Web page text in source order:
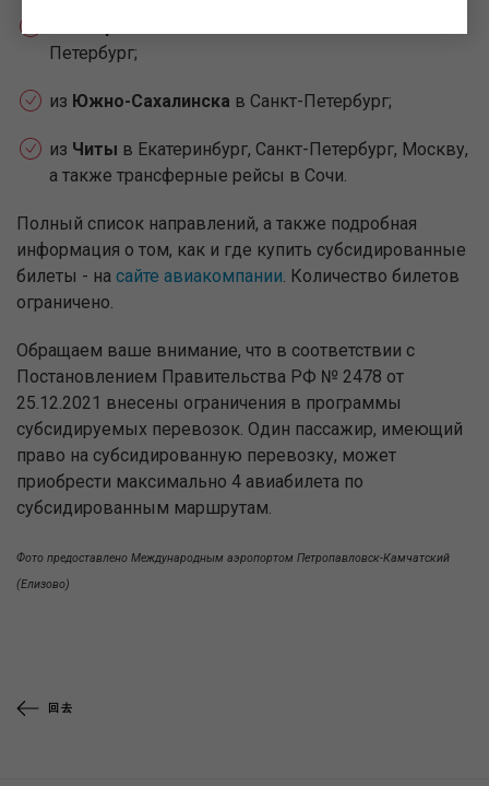
Петербург;
из Южно-Сахалинска в Санкт-Петербург;
из Читы в Екатеринбург, Санкт-Петербург, Москву,
а также трансферные рейсы в Сочи.
Полный список направлений, а также подробная
информация о том, как и где купить субсидированные
билеты - на сайте авиакомпании. Количество билетов
ограничено.
Обращаем ваше внимание, что в соответствии с
Постановлением Правительства РФ № 2478 от
25.12.2021 внесены ограничения в программы
субсидируемых перевозок. Один пассажир, имеющий
право на субсидированную перевозку, может
приобрести максимально 4 авиабилета по
субсидированным маршрутам.
Фото предоставлено Международным аэропортом Петропавловск-Камчатский
(Елизово)
回去